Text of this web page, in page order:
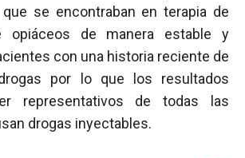
se encontraban en terapia de
opiáceos de manera estable y
con una historia reciente de
por lo que los resultados
representativos de todas las
drogas inyectables.